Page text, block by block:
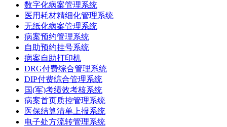
数字化病案管理系统
医用耗材精细化管理系统
无纸化病案管理系统
病案预约管理系统
自助预约挂号系统
病案自助打印机
DRG付费综合管理系统
DIP付费综合管理系统
国(军)考绩效考核系统
病案首页质控管理系统
医保结算清单上报系统
电子处方流转管理系统